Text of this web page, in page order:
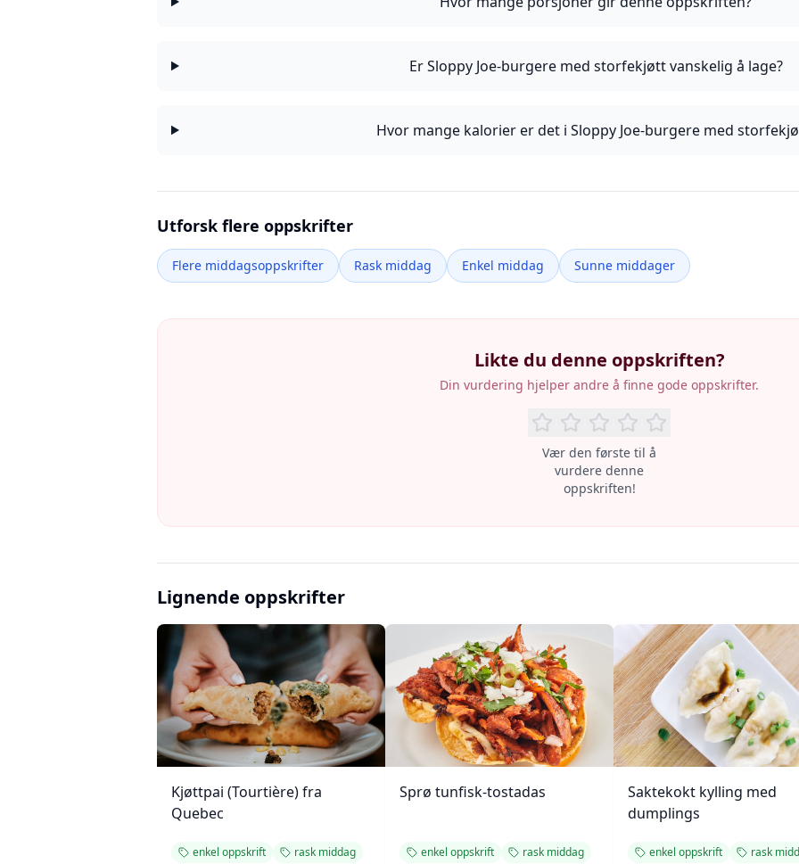
Er Sloppy Joe-burgere med storfekjøtt vanskelig å lage?
Hvor mange kalorier er det i Sloppy Joe-burgere med
Utforsk flere oppskrifter
Flere middagsoppskrifter Rask middag Enkel middag Sunne middager
Likte du denne oppskriften?
Din vurdering hjelper andre å finne gode oppskrifter.
Vær den første til å
vurdere denne
oppskriften!
Lignende oppskrifter
Kjøttpai (Tourtière) fra
Quebec
enkel oppskrift rask middag
Sprø tunfisk-tostadas
enkel oppskrift rask middag
Saktekokt kylling med
dumplings
enkel oppskrift rask